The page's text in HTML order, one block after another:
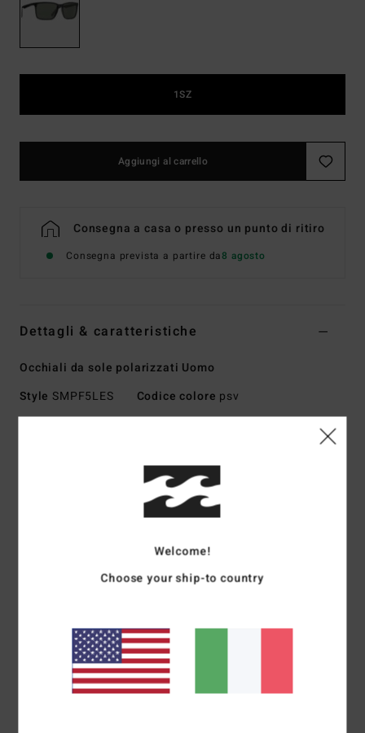
1SZ
Aggiungi al carrello
Consegna a casa o presso un punto di ritiro
Consegna prevista a partire da8 agosto
Dettagli & caratteristiche
Occhiali da sole polarizzati Uomo
Style SMPF5LES Codice colore psv
Taglia medio-grande
Montatura in grilamid e nylon
Perni ottici italiani in acciaio inossidabile
Lenti sferiche base 6
100% protezione uv
Disponibili nella versione Wildlife Polarized
Scarica laDichiarazione Di Conformità
Composizione73% nylon, 23% policarbonato, 2%
metallo, 2% lega di zinco
Welcome!
Choose your ship-to country